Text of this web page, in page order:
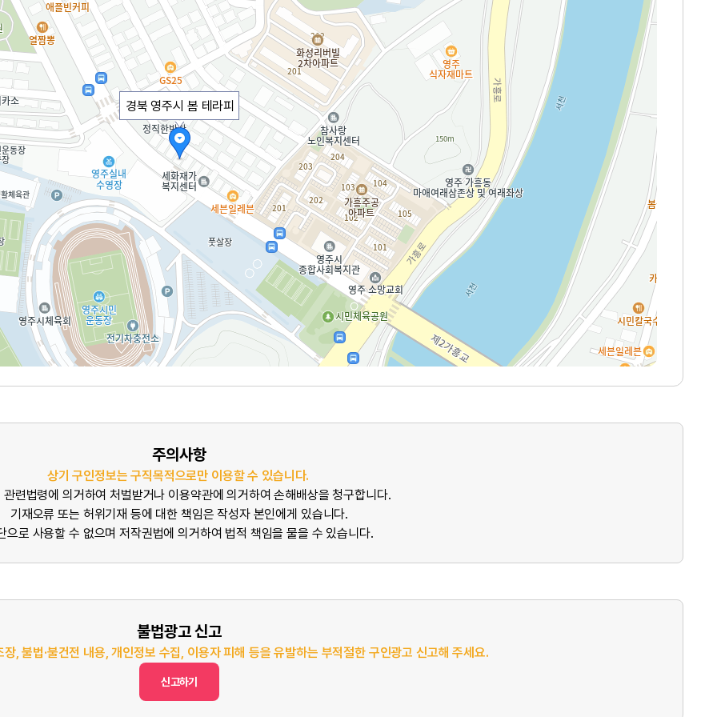
경북 영주시 봄 테라피
주의사항
상기 구인정보는 구직목적으로만 이용할 수 있습니다.
관련법령에 의거하여 처벌받거나 이용약관에 의거하여 손해배상을 청구합니다.
기재오류 또는 허위기재 등에 대한 책임은 작성자 본인에게 있습니다.
으로 사용할 수 없으며 저작권법에 의거하여 법적 책임을 물을 수 있습니다.
불법광고 신고
장, 불법·불건전 내용, 개인정보 수집, 이용자 피해 등을 유발하는 부적절한 구인광고 신고해 주세요.
신고하기